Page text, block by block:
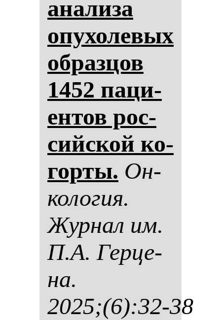
ана­ли­за
опу­хо­ле­вых
об­раз­цов
1452 па­ци­
ен­тов рос­
сий­ской ко­
гор­ты. Он­
ко­ло­гия.
Жур­нал им.
П.А. Гер­це­
на.
2025;(6):32-38